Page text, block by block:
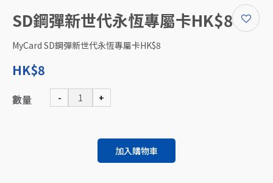
SD鋼彈新世代永恆專屬卡HK$8
MyCard SD鋼彈新世代永恆專屬卡HK$8
HK$8
數量 - +
加入購物車